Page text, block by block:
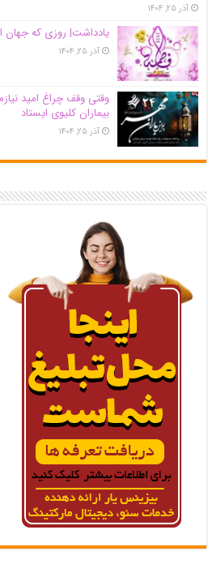
آذر ۲۵, ۱۴۰۴
یادداشت| روزی که جهان
آذر ۲۵, ۱۴۰۴
وقتی وقف چراغ امید
بیماران کلیوی ایستاد
آذر ۲۵, ۱۴۰۴